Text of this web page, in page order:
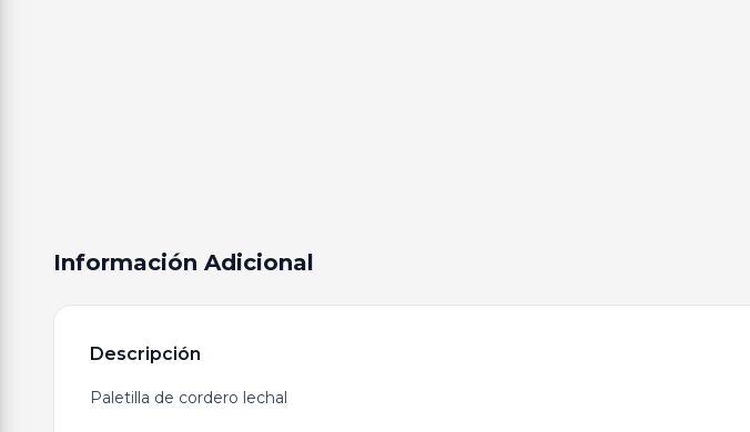
Información Adicional
Descripción
Paletilla de cordero lechal